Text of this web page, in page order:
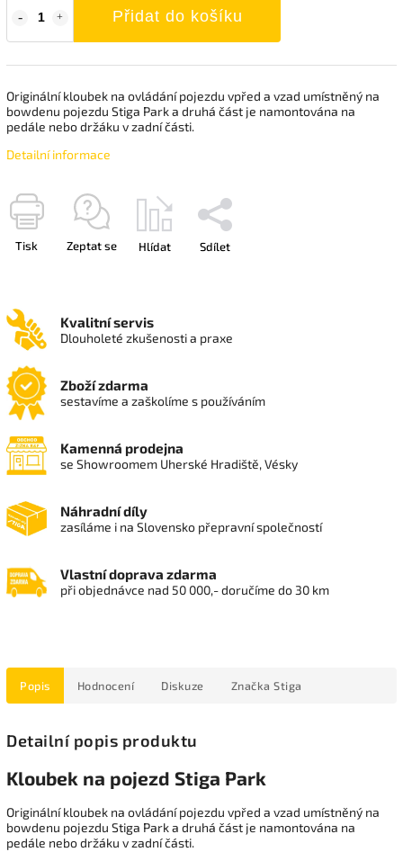
Přidat do košíku
Originální kloubek na ovládání pojezdu vpřed a vzad umístněný na
bowdenu pojezdu Stiga Park a druhá část je namontována na
pedále nebo držáku v zadní části.
Detailní informace
Tisk Zeptat se Hlídat Sdílet
Kvalitní servis
Dlouholeté zkušenosti a praxe
Zboží zdarma
sestavíme a zaškolíme s používáním
Kamenná prodejna
se Showroomem Uherské Hradiště, Vésky
Náhradní díly
zasíláme i na Slovensko přepravní společností
Vlastní doprava zdarma
při objednávce nad 50 000,- doručíme do 30 km
Popis Hodnocení Diskuze Značka Stiga
Detailní popis produktu
Kloubek na pojezd Stiga Park
Originální kloubek na ovládání pojezdu vpřed a vzad umístněný na
bowdenu pojezdu Stiga Park a druhá část je namontována na
pedále nebo držáku v zadní části.